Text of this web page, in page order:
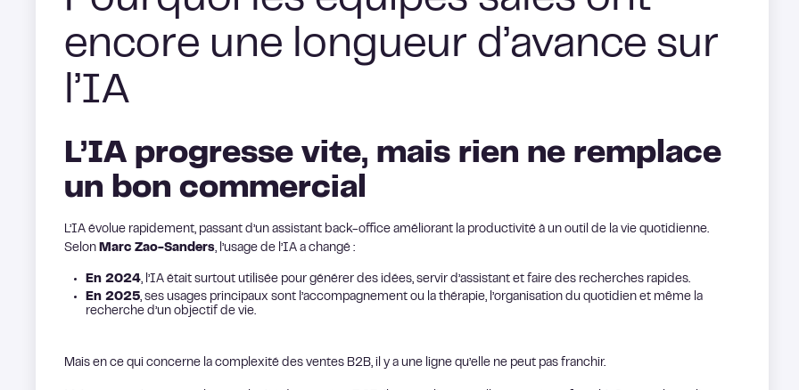
encore une longueur d’avance sur
l’IA
L’IA progresse vite, mais rien ne remplace
un bon commercial
L’IA évolue rapidement, passant d’un assistant back-office améliorant la productivité à un outil de la vie quotidienne.
Selon Marc Zao-Sanders, l’usage de l’IA a changé :
En 2024, l’IA était surtout utilisée pour générer des idées, servir d’assistant et faire des recherches rapides.
En 2025, ses usages principaux sont l’accompagnement ou la thérapie, l’organisation du quotidien et même la
recherche d’un objectif de vie.
Mais en ce qui concerne la complexité des ventes B2B, il y a une ligne qu’elle ne peut pas franchir.